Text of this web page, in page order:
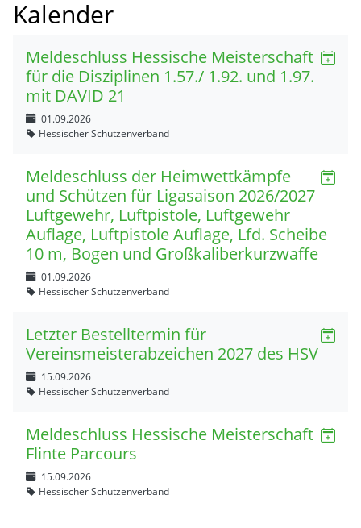
Kalender
Meldeschluss Hessische Meisterschaft
für die Disziplinen 1.57./ 1.92. und 1.97.
mit DAVID 21
01.09.2026
Hessischer Schützenverband
Meldeschluss der Heimwettkämpfe
und Schützen für Ligasaison 2026/2027
Luftgewehr, Luftpistole, Luftgewehr
Auflage, Luftpistole Auflage, Lfd. Scheibe
10 m, Bogen und Großkaliberkurzwaffe
01.09.2026
Hessischer Schützenverband
Letzter Bestelltermin für
Vereinsmeisterabzeichen 2027 des HSV
15.09.2026
Hessischer Schützenverband
Meldeschluss Hessische Meisterschaft
Flinte Parcours
15.09.2026
Hessischer Schützenverband